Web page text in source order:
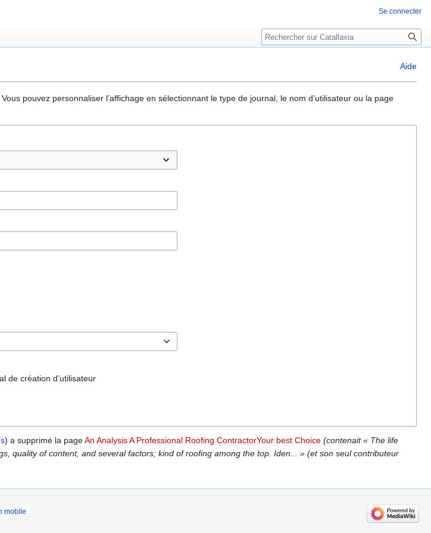
Aide
pouvez personnaliser l’affichage en sélectionnant le type de journal, le nom d’utilisateur ou la page
de création d’utilisateur
a supprimé la pageAn Analysis A Professional Roofing ContractorYour best Choice (contenait « The life
quality of content, and several factors; kind of roofing among the top. Iden... » (et son seul contributeur
Se connecter
Rechercher
mobile